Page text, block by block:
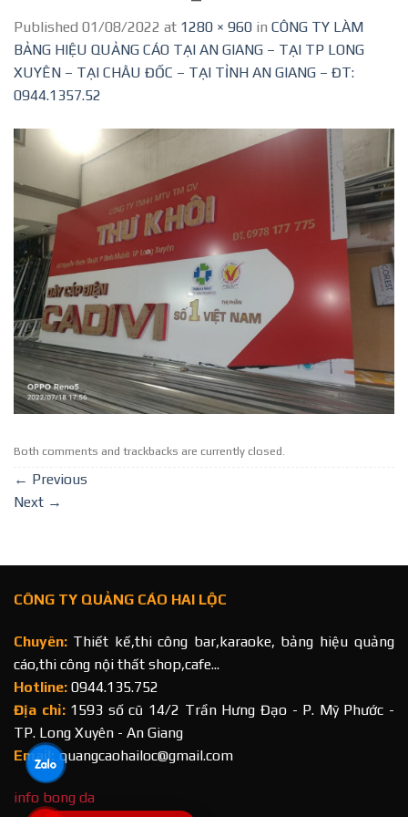
Published 01/08/2022 at 1280 × 960 in CÔNG TY LÀM
BẢNG HIỆU QUẢNG CÁO TẠI AN GIANG – TẠI TP LONG
XUYÊN – TẠI CHÂU ĐỐC – TẠI TỈNH AN GIANG – ĐT:
0944.1357.52
Both comments and trackbacks are currently closed.
← Previous
Next →
CÔNG TY QUẢNG CÁO HAI LỘC
Chuyên: Thiết kế,thi công bar,karaoke, bảng hiệu quảng
cáo,thi công nội thất shop,cafe...
Hotline: 0944.135.752
Địa chỉ: 1593 số cũ 14/2 Trần Hưng Đạo - P. Mỹ Phước -
TP. Long Xuyên - An Giang
Email: quangcaohailoc@gmail.com
info bong da